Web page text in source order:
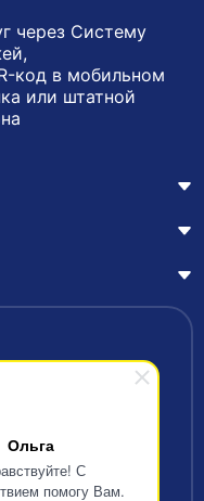
Ольга
С
помогу Вам.
через Систему
код в мобильном
или штатной
– дистанционное
42